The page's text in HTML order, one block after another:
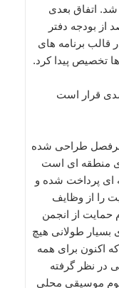
شد. اتفاق بعدی
ها هم این بود که ۲۰ درصد از بودجه دفتر
برنامه های
تخصیص پیدا کرد.
که این بودجه ۲۰ درصدی قرار است
سرفصل طراحی شده
منطقه ای است
ای پرداخت شده و
را از وظایف
از انجمن
طولانی هیچ
اکنون برای همه
در نظر گرفته
موسیقی محلی